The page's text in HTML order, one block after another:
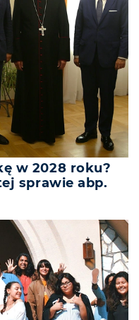
w 2028 roku?
sprawie abp.